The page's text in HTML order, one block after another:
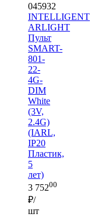
045932
INTELLIGENT
ARLIGHT
Пульт
SMART-
801-
22-
4G-
DIM
White
(3V,
2.4G)
(IARL,
IP20
Пластик,
5
лет)
3 75200
₽/
шт